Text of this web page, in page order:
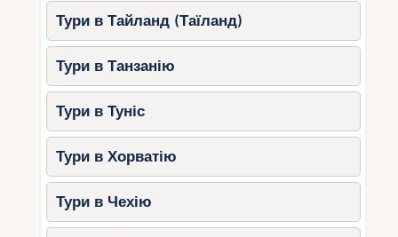
Тури в Тайланд (Таїланд)
Тури в Танзанію
Тури в Туніс
Тури в Хорватію
Тури в Чехію